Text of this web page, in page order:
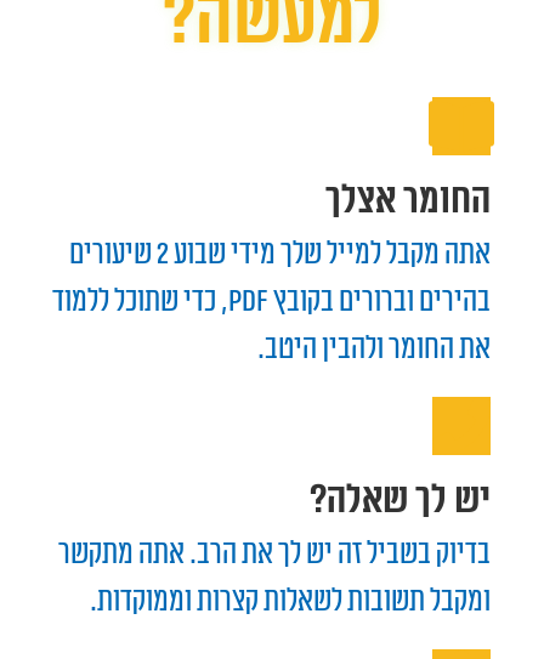
למעשה?
החומר אצלך
אתה מקבל למייל שלך מידי שבוע 2 שיעורים
בהירים וברורים בקובץ Pdf, כדי שתוכל ללמוד
את החומר ולהבין היטב.
יש לך שאלה?
בדיוק בשביל זה יש לך את הרב. אתה מתקשר
ומקבל תשובות לשאלות קצרות וממוקדות.